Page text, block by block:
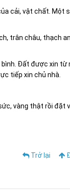
cải, vật chất. Một
trân châu, thạch
bình. Đất được xin từ
tiếp xin chủ nhà.
vàng thật rồi đặt
Trở lại